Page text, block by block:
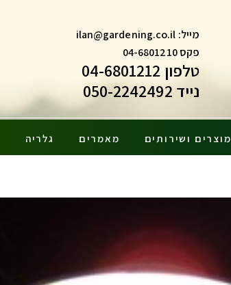
מייל: ilan@gardening.co.il
פקס 04-6801210
טלפון 04-6801212
נייד 050-2242492
מוצרים ושירותים מאמרים גלריה